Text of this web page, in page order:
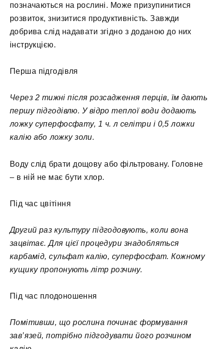
позначаються на рослині. Може призупинитися
розвиток, знизитися продуктивність. Завжди
добрива слід надавати згідно з доданою до них
інструкцією.
Перша підгодівля
Через 2 тижні після розсадження перців, їм дають
першу підгодівлю. У відро теплої води додають
ложку суперфосфату, 1 ч. л селітри і 0,5 ложки
калію або ложку золи.
Воду слід брати дощову або фільтровану. Головне
– в ній не має бути хлор.
Під час цвітіння
Другий раз культуру підгодовують, коли вона
зацвітає. Для цієї процедури знадобляться
карбамід, сульфат калію, суперфосфат. Кожному
кущику пропонують літр розчину.
Під час плодоношення
Помітивши, що рослина починає формування
зав’язей, потрібно підгодувати його розчином